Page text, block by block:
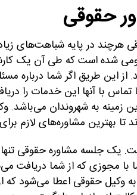
حقوقی
در پایه شباهت‌های
شده است که طی آن یک
این طریق اگر شما درباره
با آنها این خدمات را
در این زمینه به شهروندان
بهترین مشاوره‌های لازم برای
یک جلسه مشاوره حقوقی
مجوزی که از شما دریافت
وکیل حقوقی اعطا می‌شود که